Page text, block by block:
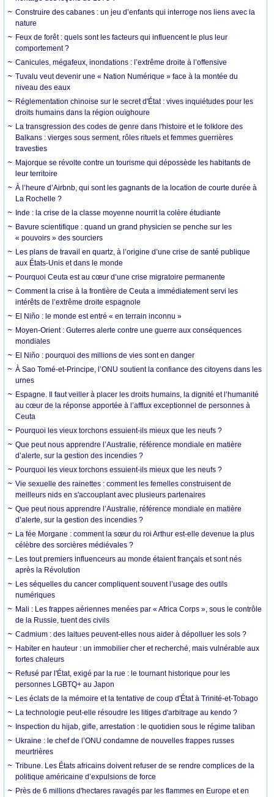
Construire des cabanes : un jeu d’enfants qui interroge nos liens avec la
nature
Feux de forêt : quels sont les facteurs qui influencent le plus leur
comportement ?
Canicules, mégafeux, inondations : l’extrême droite à l’offensive
Tuvalu veut devenir une « Nation Numérique » face à la montée du
niveau des eaux
Réglementation chinoise sur le secret d'État : vives inquiétudes pour les
droits humains dans la région ouïghoure
La transgression des codes de genre dans l'histoire et le folklore des
Balkans : vierges sous serment, rôles rituels et femmes guerrières
travesties
Majorque se révolte contre un tourisme qui dépossède les habitants de
leur territoire
À l’heure d’Airbnb, qui sont les gagnants de la location de courte durée à
La Rochelle ?
Inde : la crise de la classe moyenne nourrit la colère étudiante
Bavure scientifique : quand un grand physicien se penche sur les
« pouvoirs » des sourciers
Les plans de travail en quartz, à l’origine d’une crise de santé publique
aux États-Unis et dans le monde
Pourquoi Ceuta est au cœur d’une crise migratoire permanente
Comment la crise à la frontière de Ceuta a immédiatement servi les
intérêts de l’extrême droite espagnole
El Niño : le monde est entré « en terrain inconnu »
Moyen-Orient : Guterres alerte contre une guerre aux conséquences
mondiales
El Niño : pourquoi des millions de vies sont en danger
À Sao Tomé-et-Principe, l’ONU soutient la confiance des citoyens dans les
urnes
Espagne. Il faut veiller à placer les droits humains, la dignité et l’humanité
au cœur de la réponse apportée à l’afflux exceptionnel de personnes à
Ceuta
Pourquoi les vieux torchons essuient-ils mieux que les neufs ?
Que peut nous apprendre l’Australie, référence mondiale en matière
d’alerte, sur la gestion des incendies ?
Pourquoi les vieux torchons essuient-ils mieux que les neufs ?
Vie sexuelle des rainettes : comment les femelles construisent de
meilleurs nids en s'accouplant avec plusieurs partenaires
Que peut nous apprendre l’Australie, référence mondiale en matière
d’alerte, sur la gestion des incendies ?
La fée Morgane : comment la sœur du roi Arthur est-elle devenue la plus
célèbre des sorcières médiévales ?
Les tout premiers influenceurs au monde étaient français et sont nés
après la Révolution
Les séquelles du cancer compliquent souvent l’usage des outils
numériques
Mali : Les frappes aériennes menées par « Africa Corps », sous le contrôle
de la Russie, tuent des civils
Cadmium : des laitues peuvent-elles nous aider à dépolluer les sols ?
Habiter en hauteur : un immobilier cher et recherché, mais vulnérable aux
fortes chaleurs
Refusé par l'État, exigé par la rue : le tournant historique pour les
personnes LGBTQ+ au Japon
Les éclats de la mémoire et la tentative de coup d'État à Trinité-et-Tobago
La technologie peut-elle résoudre les litiges d'arbitrage au kendo ?
Inspection du hijab, gifle, arrestation : le quotidien sous le régime taliban
Ukraine : le chef de l’ONU condamne de nouvelles frappes russes
meurtrières
Tribune. Les États africains doivent refuser de se rendre complices de la
politique américaine d’expulsions de force
Près de 6 millions d'hectares ravagés par les flammes en Europe et en